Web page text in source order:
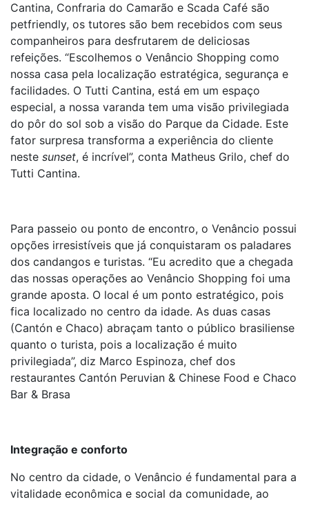
Cantina, Confraria do Camarão e Scada Café são
petfriendly, os tutores são bem recebidos com seus
companheiros para desfrutarem de deliciosas
refeições. “Escolhemos o Venâncio Shopping como
nossa casa pela localização estratégica, segurança e
facilidades. O Tutti Cantina, está em um espaço
especial, a nossa varanda tem uma visão privilegiada
do pôr do sol sob a visão do Parque da Cidade. Este
fator surpresa transforma a experiência do cliente
neste sunset, é incrível”, conta Matheus Grilo, chef do
Tutti Cantina.
Para passeio ou ponto de encontro, o Venâncio possui
opções irresistíveis que já conquistaram os paladares
dos candangos e turistas. “Eu acredito que a chegada
das nossas operações ao Venâncio Shopping foi uma
grande aposta. O local é um ponto estratégico, pois
fica localizado no centro da idade. As duas casas
(Cantón e Chaco) abraçam tanto o público brasiliense
quanto o turista, pois a localização é muito
privilegiada”, diz Marco Espinoza, chef dos
restaurantes Cantón Peruvian & Chinese Food e Chaco
Bar & Brasa
Integração e conforto
No centro da cidade, o Venâncio é fundamental para a
vitalidade econômica e social da comunidade, ao